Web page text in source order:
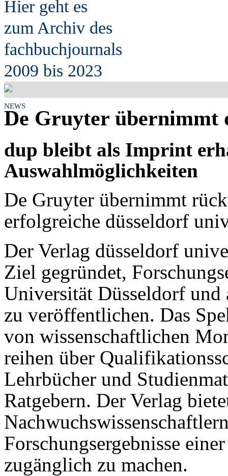
Hier geht es
zum Archiv des
fachbuchjournals
2009 bis 2023
NEWS
De Gruyter übernimmt
dup bleibt als Imprint
Auswahlmöglichkeiten
De Gruyter übernimmt
erfolgreiche düsseldorf
Der Verlag düsseldorf
Ziel gegründet,
Universität Düsseldorf und
zu veröffentlichen. Das
von wissenschaftlichen
reihen über
Lehrbücher und
Ratgebern. Der Verlag
Forschungsergebnisse
zugänglich zu machen.